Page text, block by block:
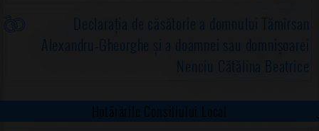
Declarația de căsătorie a domnului Tămîrsan
Alexandru-Gheorghe și a doamnei sau domnișoarei
Nenciu Cătălina Beatrice
Hotărârile Consiliului Local